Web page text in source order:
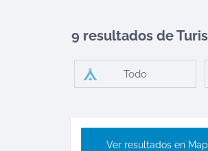
9 resultados de
Todo
Ver resultados en